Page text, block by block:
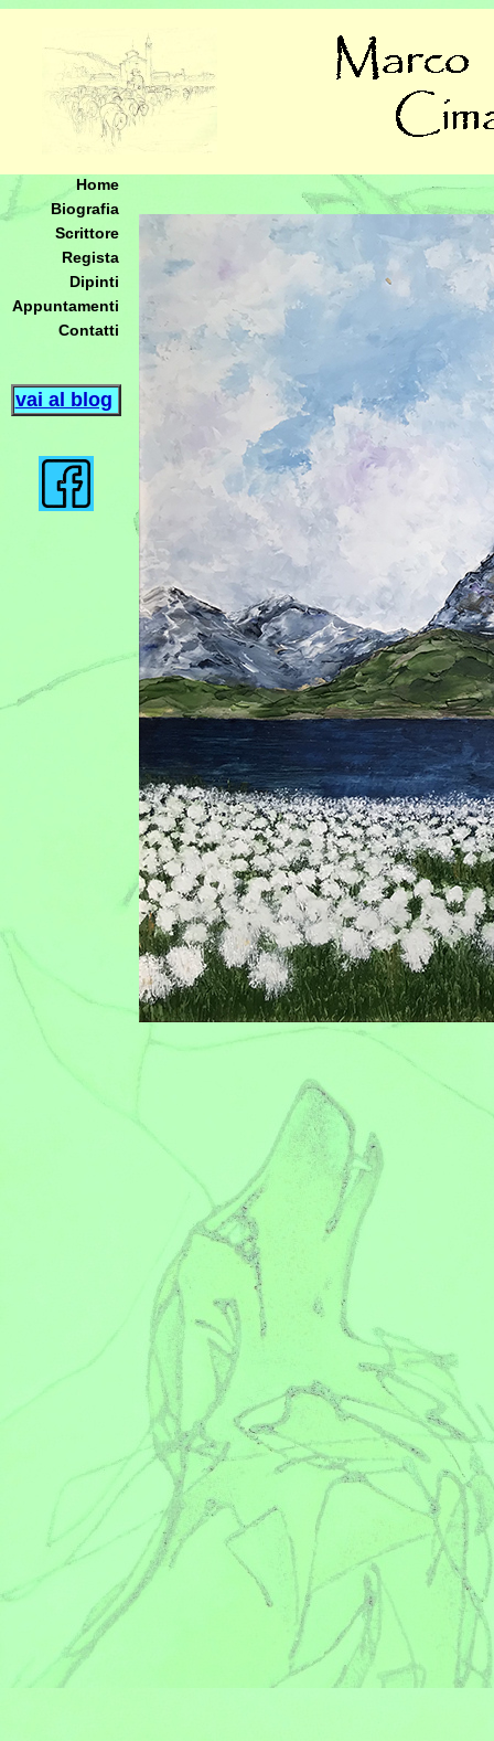
Home
Biografia
Scrittore
Regista
Dipinti
Appuntamenti
Contatti
vai al blog